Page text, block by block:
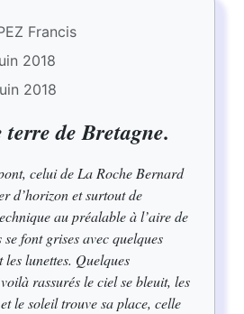
Francis
2018
2018
de Bretagne.
celui de La Roche Bernard
d’horizon et surtout de
au préalable à l’aire de
font grises avec quelques
lunettes. Quelques
rassurés le ciel se bleuit, les
le soleil trouve sa place, celle